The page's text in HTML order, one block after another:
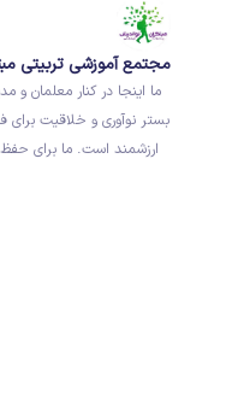
مجتمع آموزشی تربیتی
ما اینجا در کنار معلمان و
بستر نوآوری و خلاقیت برای
ارزشمند است. ما برای حفظ